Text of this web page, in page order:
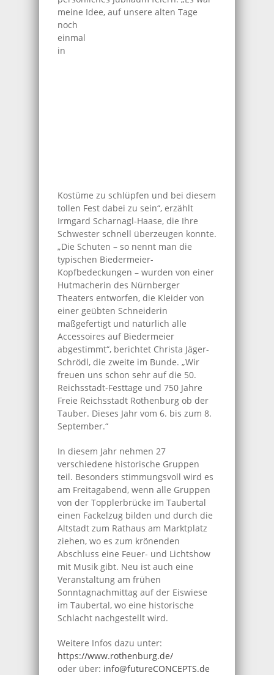
meine Idee, auf unsere alten Tage
noch
einmal
in
Kostüme zu schlüpfen und bei diesem
tollen Fest dabei zu sein“, erzählt
Irmgard Scharnagl-Haase, die Ihre
Schwester schnell überzeugen konnte.
„Die Schuten – so nennt man die
typischen Biedermeier-
Kopfbedeckungen – wurden von einer
Hutmacherin des Nürnberger
Theaters entworfen, die Kleider von
einer geübten Schneiderin
maßgefertigt und natürlich alle
Accessoires auf Biedermeier
abgestimmt“, berichtet Christa Jäger-
Schrödl, die zweite im Bunde. „Wir
freuen uns schon sehr auf die 50.
Reichsstadt-Festtage und 750 Jahre
Freie Reichsstadt Rothenburg ob der
Tauber. Dieses Jahr vom 6. bis zum 8.
September.“
In diesem Jahr nehmen 27
verschiedene historische Gruppen
teil. Besonders stimmungsvoll wird es
am Freitagabend, wenn alle Gruppen
von der Topplerbrücke im Taubertal
einen Fackelzug bilden und durch die
Altstadt zum Rathaus am Marktplatz
ziehen, wo es zum krönenden
Abschluss eine Feuer- und Lichtshow
mit Musik gibt. Neu ist auch eine
Veranstaltung am frühen
Sonntagnachmittag auf der Eiswiese
im Taubertal, wo eine historische
Schlacht nachgestellt wird.
Weitere Infos dazu unter:
https://www.rothenburg.de/
oder über: info@futureCONCEPTS.de